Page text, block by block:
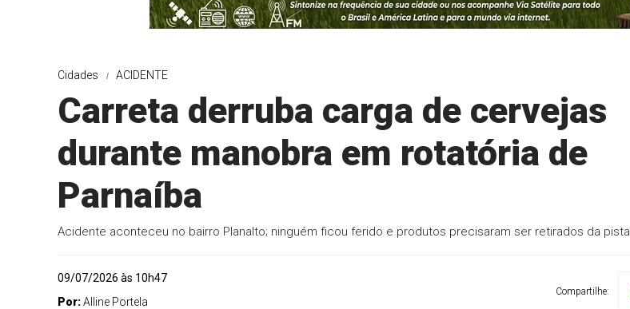
Cidades ACIDENTE
Carreta derruba carga de cervejas
durante manobra em rotatória de
Parnaíba
Acidente aconteceu no bairro Planalto; ninguém ficou ferido e produtos precisaram ser retirados da pista
09/07/2026 às 10h47
Por:Alline Portela
Compartilhe: